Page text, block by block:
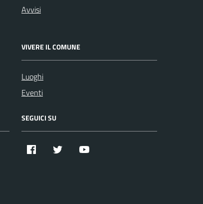
Avvisi
VIVERE IL COMUNE
Luoghi
Eventi
SEGUICI SU
Facebook Twitter